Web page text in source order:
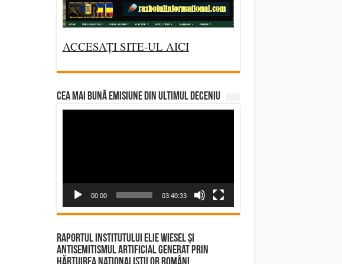
ACCESAȚI SITE-UL AICI
CEA MAI BUNĂ EMISIUNE DIN ULTIMUL DECENIU
00:00 03:40:33
Raportul Institutului Elie Wiesel și
Antisemitismul Artificial Generat prin